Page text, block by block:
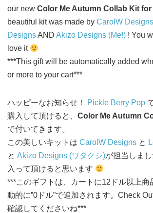
our new Color Me Autumn Collab Kit for
beautiful kit was made by CarolW Designs
DesignsAND Akizo Designs (Me!) ! You
love it
***This gift will be automatically added
or more to your cart***
ハッピーなお知らせ！ Pickle Berry Pop
購入して頂けると、 Color Me Autumn
で付いてきます。
この美しいキットは CarolW Designs と
と Akizo Designs (ワタクシ)が担当しま
入って頂けると思います
***このギフトは、カートに12ドル以上商
動的に”0ドル”で追加されます。Check
確認してくださいね***